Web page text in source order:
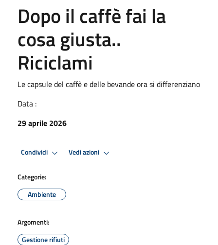
Dopo il caffè fai la
cosa giusta..
Riciclami
Le capsule del caffè e delle bevande ora si differenziano
Data :
29 aprile 2026
Condividi Vedi azioni
Categorie:
Ambiente
Argomenti:
Gestione rifiuti